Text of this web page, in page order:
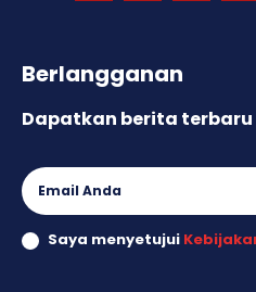
Berlangganan
Dapatkan berita
Saya menyetujui